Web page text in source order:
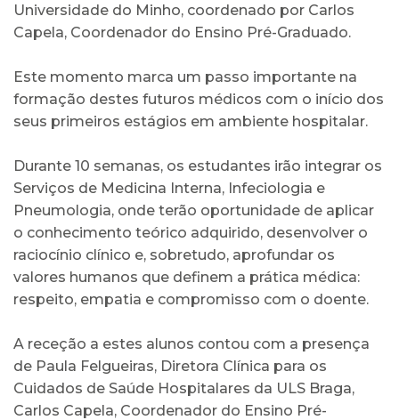
Universidade do Minho, coordenado por Carlos
Capela, Coordenador do Ensino Pré-Graduado.
Este momento marca um passo importante na
formação destes futuros médicos com o início dos
seus primeiros estágios em ambiente hospitalar.
Durante 10 semanas, os estudantes irão integrar os
Serviços de Medicina Interna, Infeciologia e
Pneumologia, onde terão oportunidade de aplicar
o conhecimento teórico adquirido, desenvolver o
raciocínio clínico e, sobretudo, aprofundar os
valores humanos que definem a prática médica:
respeito, empatia e compromisso com o doente.
A receção a estes alunos contou com a presença
de Paula Felgueiras, Diretora Clínica para os
Cuidados de Saúde Hospitalares da ULS Braga,
Carlos Capela, Coordenador do Ensino Pré-